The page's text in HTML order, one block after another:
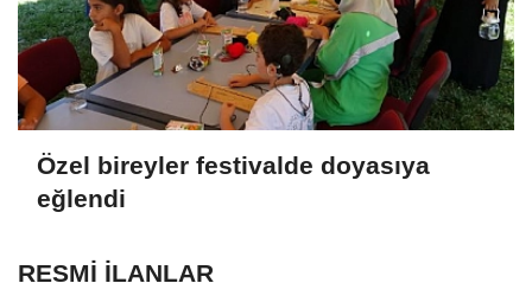
Özel bireyler festivalde doyasıya
eğlendi
RESMİ İLANLAR